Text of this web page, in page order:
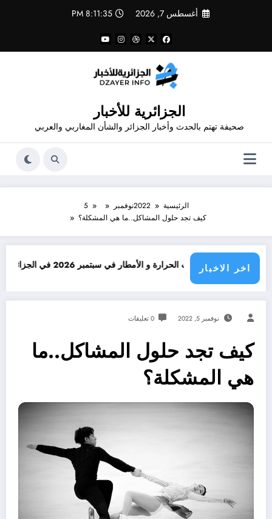
أغسطس 7, 2026 8:11:36 PM
الجزائرية للأخبار
صحيفة تهتم بالحدث وأخبار الجزائر والشأن المغاربي والعربي
الرئيسية 2022نوفمبر
5
كيف تجد حلول المشاكل..‎ما هي المشكلة؟
اخر الاخبار
و الأمطار في سبتمبر 2026 في الجزائر توقعات درجات الحرارة في خريف
نوفمبر 5, 2022 0 تعليقات
كيف تجد حلول المشاكل..‎ما
هي المشكلة؟